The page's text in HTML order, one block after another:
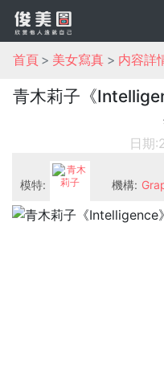
首頁 美女寫真 内容詳
青木莉子《
日期
模特:
青木莉子
機構: